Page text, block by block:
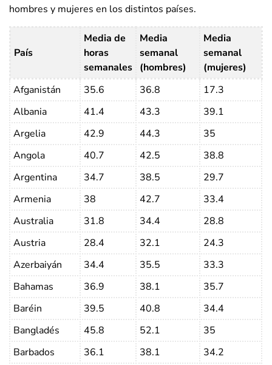
hombres y mujeres en los distintos países.
País
Media de
horas
semanales
Media
semanal
(hombres)
Media
semanal
(mujeres)
Afganistán
35.6 36.8
17.3
Albania
41.4 43.3
39.1
Argelia
42.9 44.3
35
Angola
40.7 42.5
38.8
Argentina
34.7 38.5
29.7
Armenia
38 42.7
33.4
Australia
31.8 34.4
28.8
Austria
28.4 32.1
24.3
Azerbaiyán
34.4 35.5
33.3
Bahamas
36.9 38.1
35.7
Baréin
39.5 40.8
34.4
Bangladés
45.8 52.1
35
Barbados
36.1 38.1
34.2